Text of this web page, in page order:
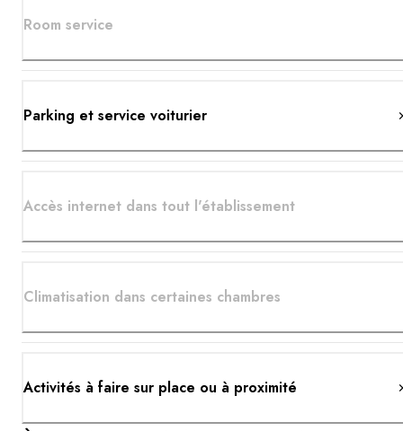
Room service
Parking et service voiturier
Accès internet dans tout l'établissement
Climatisation dans certaines chambres
Activités à faire sur place ou à proximité